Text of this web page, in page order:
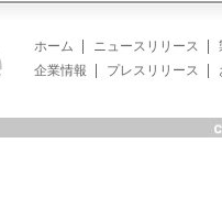
ホーム ニュースリリース
企業情報
プレスリリース